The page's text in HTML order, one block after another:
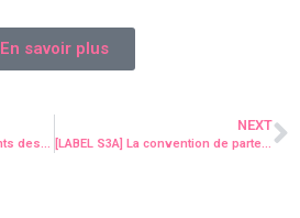
En savoir plus
[TEMOIGNAGES] Les résidents des Bruyères racontent leur quotidien…
NEXT
[LABEL S3A] La convention de partenariat avec la Police nationale du Morbihan a été signée !